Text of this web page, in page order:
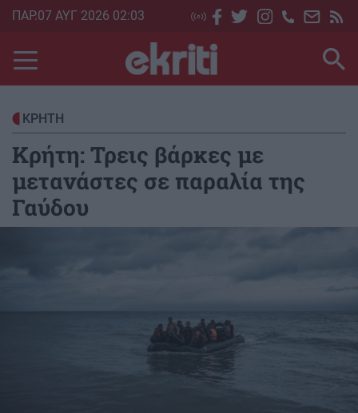
Skip
main
content
ΠΑΡ.07 ΑΥΓ 2026 02:03
ΚΡΗΤΗ
Κρήτη: Τρεις βάρκες με
μετανάστες σε παραλία της
Γαύδου